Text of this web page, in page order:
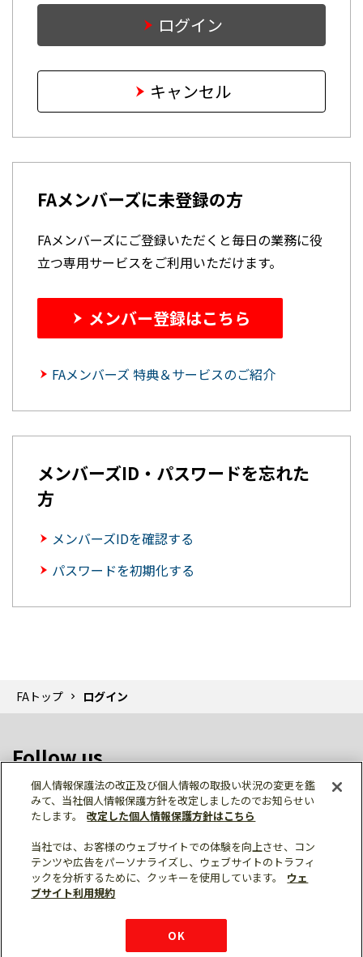
ログイン
キャンセル
FAメンバーズに未登録の方
FAメンバーズにご登録いただくと毎日の業務に役
立つ専用サービスをご利用いただけます。
メンバー登録はこちら
FAメンバーズ 特典＆サービスのご紹介
メンバーズID・パスワードを忘れた
方
メンバーズIDを確認する
パスワードを初期化する
FAトップ ログイン
Follow us
個人情報保護 利用規約
ご利用にあたって
サイトマップ
三菱電機トップ
個人情報保護法の改正及び個人情報の取扱い状況の変更を鑑
みて、当社個人情報保護方針を改定しましたのでお知らせい
たします。
改定した個人情報保護方針はこちら
当社では、お客様のウェブサイトでの体験を向上させ、コン
テンツや広告をパーソナライズし、ウェブサイトのトラフィ
ックを分析するために、クッキーを使用しています。
ウェ
ブサイト利用規約
OK
チャットサービス